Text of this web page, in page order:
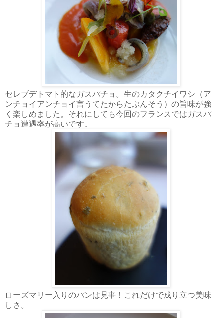
セレブデトマト的なガスパチョ。生のカタクチイワシ（ア
ンチョイアンチョイ言うてたからたぶんそう）の旨味が強
く楽しめました。それにしても今回のフランスではガスパ
チョ遭遇率が高いです。
ローズマリー入りのパンは見事！これだけで成り立つ美味
しさ。